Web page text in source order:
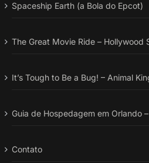
Spaceship Earth (a Bola do Epcot)
The Great Movie Ride – Hollywood
It’s Tough to Be a Bug! – Animal
Guia de Hospedagem em Orlando
Contato